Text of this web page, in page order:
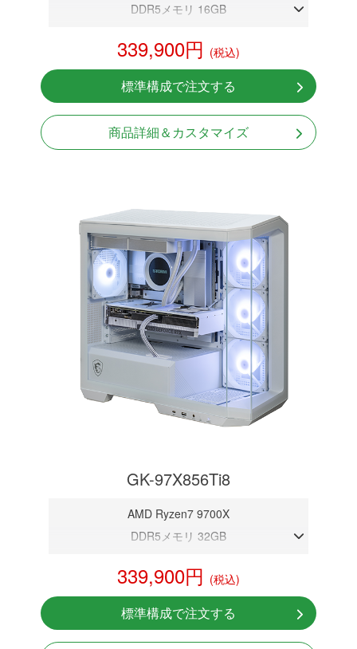
DDR5メモリ 16GB
NVMeSSD 1TB
無線LAN Bluetooth対応
Windows11 Home 64bit
339,900円 (税込)
標準構成で注文する
商品詳細＆カスタマイズ
GK-97X856Ti8
AMD Ryzen7 9700X
DDR5メモリ 32GB
NVMeSSD 1TB
無線LAN Bluetooth対応
Windows11 Home 64bit
339,900円 (税込)
標準構成で注文する